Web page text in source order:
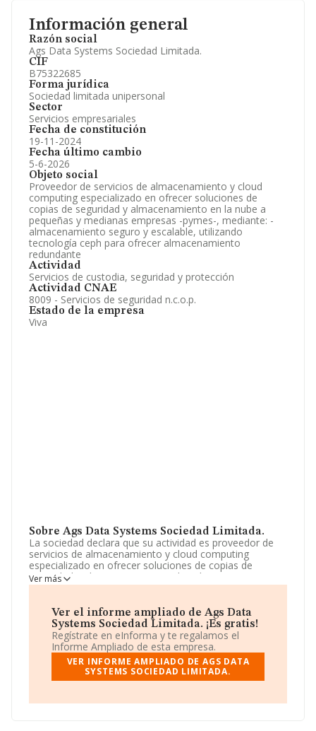
Información general
Razón social
Ags Data Systems Sociedad Limitada.
CIF
B75322685
Forma jurídica
Sociedad limitada unipersonal
Sector
Servicios empresariales
Fecha de constitución
19-11-2024
Fecha último cambio
5-6-2026
Objeto social
Proveedor de servicios de almacenamiento y cloud
computing especializado en ofrecer soluciones de
copias de seguridad y almacenamiento en la nube a
pequeñas y medianas empresas -pymes-, mediante: -
almacenamiento seguro y escalable, utilizando
tecnología ceph para ofrecer almacenamiento
redundante
Actividad
Servicios de custodia, seguridad y protección
Actividad CNAE
8009 - Servicios de seguridad n.c.o.p.
Estado de la empresa
Viva
Sobre Ags Data Systems Sociedad Limitada.
La sociedad declara que su actividad es proveedor de
servicios de almacenamiento y cloud computing
especializado en ofrecer soluciones de copias de
seguridad y almacenamiento en la nube a pequeñas y
medianas empresas -pymes-, mediante: -
tecnología ceph para ofrecer almacenamiento
redundante. La empresa es una Sociedad Limitada.
Clasifica su actividad CNAE como '%cnae%', código
8009. La empresa no tiene actividad en mercados
exteriores.
La sociedad españolaAgs Data Systems Sociedad
Doctor Diaz Emparanza núm. 1 A 4 A, (48002), en el
Ver más
Ver el informe ampliado de Ags Data
Systems Sociedad Limitada. ¡Es gratis!
Regístrate en eInforma y te regalamos el
Informe Ampliado de esta empresa.
VER INFORME AMPLIADO DE AGS DATA
SYSTEMS SOCIEDAD LIMITADA.
Información oficial y registral complementaria.